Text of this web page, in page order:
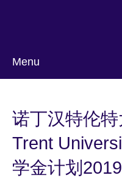
Menu
language
诺丁汉特伦
Trent
学金计划2019